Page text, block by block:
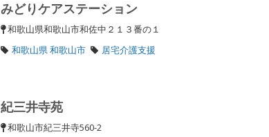
みどりケアステーション
和歌山県和歌山市和佐中２１３番の１
和歌山県 和歌山市
居宅介護支援
紀三井寺苑
和歌山市紀三井寺560-2